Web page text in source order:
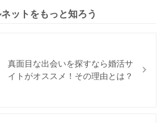
ットをもっと知ろう
真面目な出会いを探すなら婚活サ
イトがオススメ！その理由とは？